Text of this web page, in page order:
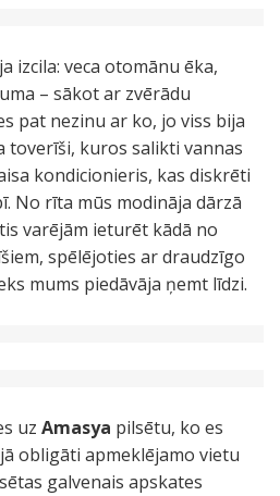
izcila: veca otomānu ēka,
– sākot ar zvērādu
pat nezinu ar ko, jo viss bija
toverīši, kuros salikti vannas
kondicionieris, kas diskrēti
No rīta mūs modināja dārzā
varējām ieturēt kādā no
spēlējoties ar draudzīgo
mums piedāvāja ņemt līdzi.
uz Amasya pilsētu, ko es
obligāti apmeklējamo vietu
galvenais apskates